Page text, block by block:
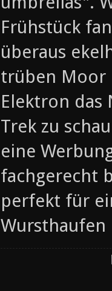
Frühstück
überaus
trüben Moor
Elektron das
Trek zu
eine
fachgerecht
perfekt für